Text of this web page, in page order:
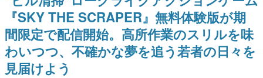
名作ゲームクリエイターの方々に製作時のエピソードをお
聞きし、ヒットする企画（ゲーム）とは何か？を探ってい
きます。
赫本
この物語を解いてはいけない。『赫本』は、〈試験問題〉
の形をした短編ホラー小説集です。
「ラクーンシティ総合病院」へ
行く配達人の姿が披露
イテムが登場
『SKY THE SCRAPER』無料体験版が期
間限定で配信開始。高所作業のスリルを味
わいつつ、不確かな夢を追う若者の日々を
見届けよう